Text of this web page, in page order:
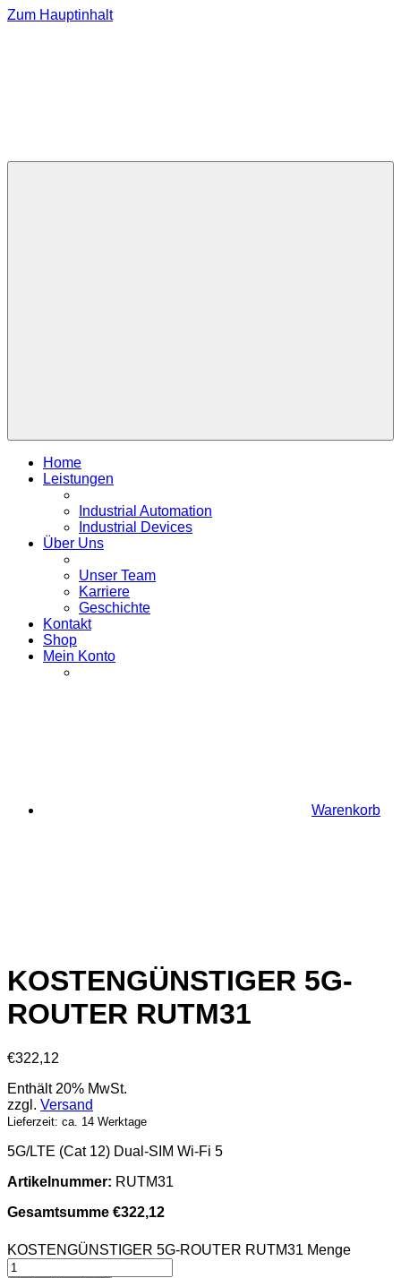
Zum Hauptinhalt
Home
Leistungen
Industrial Automation
Industrial Devices
Über Uns
Unser Team
Karriere
Geschichte
Kontakt
Shop
Mein Konto
Warenkorb
KOSTENGÜNSTIGER 5G-
ROUTER RUTM31
€322,12
Enthält 20% MwSt.
zzgl. Versand
Lieferzeit: ca. 14 Werktage
5G/LTE (Cat 12) Dual-SIM Wi-Fi 5
Artikelnummer: RUTM31
Gesamtsumme €322,12
KOSTENGÜNSTIGER 5G-ROUTER RUTM31 Menge